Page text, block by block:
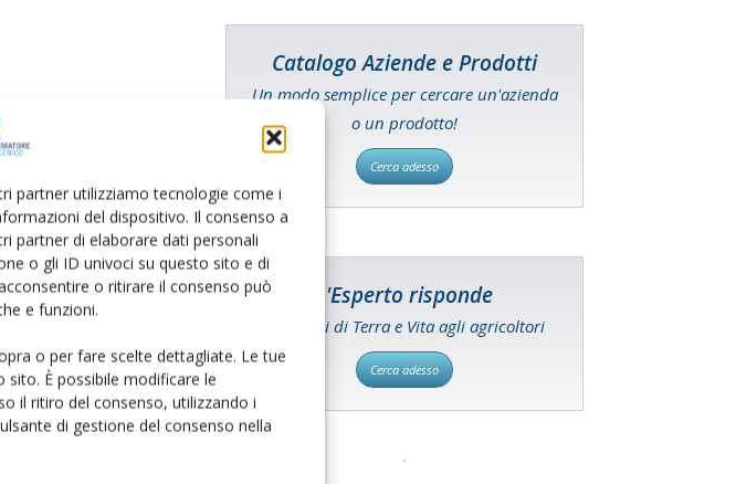
partner utilizziamo tecnologie come i
del dispositivo. Il consenso a
partner di elaborare dati personali
o gli ID univoci su questo sito e di
o ritirare il consenso può
e funzioni.
o per fare scelte dettagliate. Le tue
È possibile modificare le
il ritiro del consenso, utilizzando i
di gestione del consenso nella
Catalogo Aziende e Prodotti
Un modo semplice per cercare un'azienda
o un prodotto!
Cerca adesso
L'Esperto risponde
I consigli di Terra e Vita agli agricoltori
Cerca adesso